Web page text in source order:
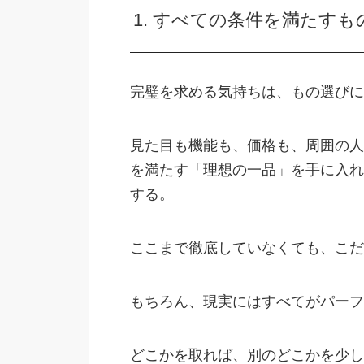
1. すべての条件を満たすも
完璧を求める気持ちは、もの選び
見た目も機能も、価格も、周囲の
を満たす「理想の一品」を手に入
する。
ここまで徹底していなくても、こ
もちろん、現実にはすべてがパー
どこかを取れば、別のどこかを少